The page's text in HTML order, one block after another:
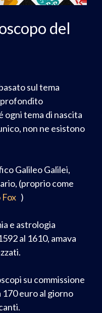
del
sul tema
ogni tema di nascita
non ne esistono
Galileo Galilei,
(proprio come
)
e astrologia
al 1610, amava
su commissione
170 euro al giorno